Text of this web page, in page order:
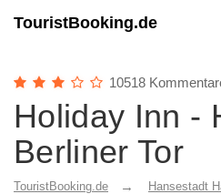
TouristBooking.de
10518
Holiday Inn -
Berliner Tor
TouristBooking.de Hansestadt